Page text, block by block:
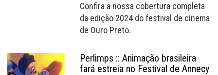
Confira a nossa cobertura completa
da edição 2024 do festival de cinema
de Ouro Preto.
Perlimps :: Animação brasileira
fará estreia no Festival de Annecy